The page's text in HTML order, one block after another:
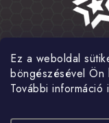
Ez a weboldal
böngészésével Ön
További információ
Általános szerződési
Nagykereskedelem
Fotógaléria
Hírek